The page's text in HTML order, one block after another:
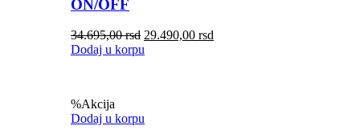
ON/OFF
34.695,00rsd 29.490,00 rsd
Dodaj u korpu
%Akcija
Dodaj u korpu